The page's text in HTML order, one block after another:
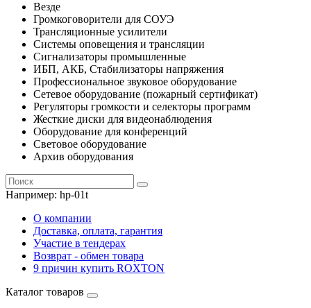
Везде
Громкоговорители для СОУЭ
Трансляционные усилители
Системы оповещения и трансляции
Сигнализаторы промышленные
ИБП, АКБ, Стабилизаторы напряжения
Профессиональное звуковое оборудование
Сетевое оборудование (пожарный сертификат)
Регуляторы громкости и селекторы программ
Жесткие диски для видеонаблюдения
Оборудование для конференций
Световое оборудование
Архив оборудования
Например: hp-01t
О компании
Доставка, оплата, гарантия
Участие в тендерах
Возврат - обмен товара
9 причин купить ROXTON
Каталог товаров